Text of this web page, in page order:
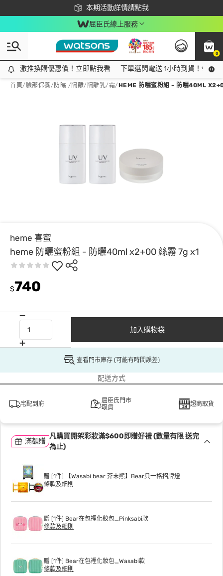
本期活動詳情請點我
下載app最高回饋$350
屈臣氏線上服務
0
激推換購優惠價！立即點我看
激推換購優惠價！立即點我看 下單選閃電送 1小時到貨！領神
首頁/臉部保養/ 防曬 /隔離/ 隔離乳/霜/HEME 防曬蜜粉組 - 防曬40ML
heme 喜蜜
heme 防曬蜜粉組 - 防曬40ml x2+00 絲霧 7g x1
$740
加入購物袋
查看門市庫存 (可能有時間誤差)
配送方式
宅配到府
屈臣氏門市
取貨
超商取貨
滿額贈
凡購買開架彩妝滿$600即贈好禮 (數量有限 送完
為止)
贈 [1件] 【Wasabi bear 芥末熊】Bear具一格招牌燈
條款及細則
贈 [1件] Bear在包裡化妝包_Pinksabi款
條款及細則
贈 [1件] Bear在包裡化妝包_Wasabi款
條款及細則